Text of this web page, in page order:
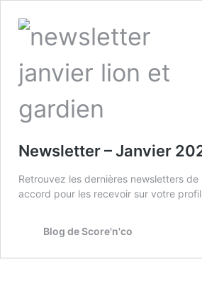
Newsletter – Janvier
Retrouvez les dernières newsletters
accord pour les recevoir sur votre
Blog de Score'n'co